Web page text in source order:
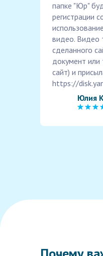
папке "Юр"
регистрации
видео. Видео
сделанного
документ или
сайт) и
https://
Юлия